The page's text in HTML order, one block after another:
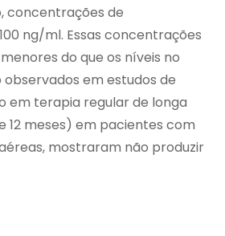
concentrações de
ng/ml. Essas concentrações
do que os níveis no
em estudos de
em terapia regular de longa
12 meses) em pacientes com
mostraram não produzir